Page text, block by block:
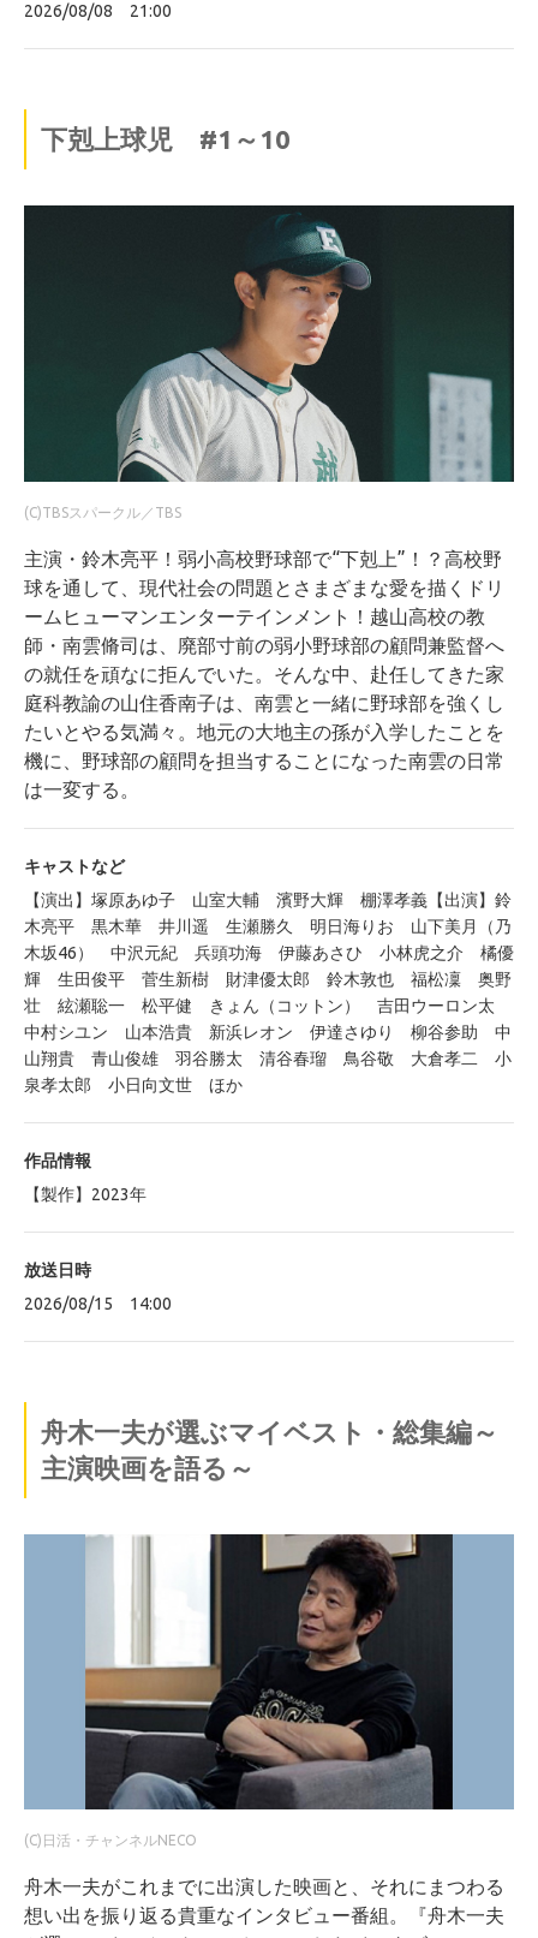
2026/08/08 21:00
下剋上球児 #1～10
(C)TBSスパークル／TBS
主演・鈴木亮平！弱小高校野球部で“下剋上”！？高校野
球を通して、現代社会の問題とさまざまな愛を描くドリ
ームヒューマンエンターテインメント！越山高校の教
師・南雲脩司は、廃部寸前の弱小野球部の顧問兼監督へ
の就任を頑なに拒んでいた。そんな中、赴任してきた家
庭科教諭の山住香南子は、南雲と一緒に野球部を強くし
たいとやる気満々。地元の大地主の孫が入学したことを
機に、野球部の顧問を担当することになった南雲の日常
は一変する。
キャストなど
【演出】塚原あゆ子 山室大輔 濱野大輝 棚澤孝義【出演】鈴
木亮平 黒木華 井川遥 生瀬勝久 明日海りお 山下美月（乃
木坂46） 中沢元紀 兵頭功海 伊藤あさひ 小林虎之介 橘優
輝 生田俊平 菅生新樹 財津優太郎 鈴木敦也 福松凜 奥野
壮 絃瀬聡一 松平健 きょん（コットン） 吉田ウーロン太
中村シユン 山本浩貴 新浜レオン 伊達さゆり 柳谷参助 中
山翔貴 青山俊雄 羽谷勝太 清谷春瑠 鳥谷敬 大倉孝二 小
泉孝太郎 小日向文世 ほか
作品情報
【製作】2023年
放送日時
2026/08/15 14:00
舟木一夫が選ぶマイベスト・総集編～
主演映画を語る～
(C)日活・チャンネルNECO
舟木一夫がこれまでに出演した映画と、それにまつわる
想い出を振り返る貴重なインタビュー番組。『舟木一夫